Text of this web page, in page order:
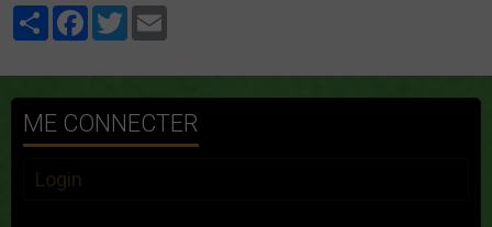
PartagerFacebook
Twitter
ME CONNECTER